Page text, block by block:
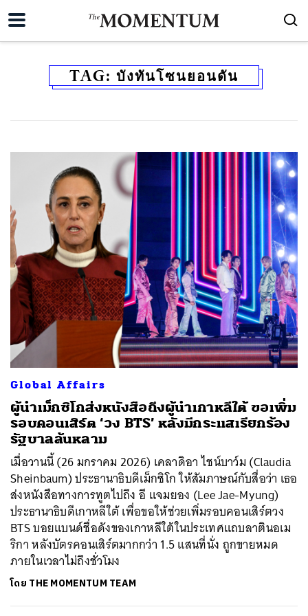
TAG: บังทันโซนยอนดัน
Global Affairs
ผู้นำเม็กซิโกส่งหนังสือถึงผู้นำเกาหลีใต้ ขอเพิ่ม
รอบคอนเสิร์ต ‘วง BTS’ หลังมีกระแสเรียกร้อง
รัฐบาลล้นหลาม
เมื่อวานนี้ (26 มกราคม 2026) เคลาดิอา ไชน์บาว์ม (Claudia
Sheinbaum) ประธานาธิบดีเม็กซิโก ให้สัมภาษณ์กับสื่อว่า เธอ
ส่งหนังสือทางการทูตไปถึง อี แจมยอง (Lee Jae-Myung)
ประธานาธิบดีเกาหลีใต้ เพื่อขอให้ช่วยเพิ่มรอบคอนเสิร์ตวง
BTS บอยแบนด์ชื่อดังของเกาหลีใต้ในประเทศแถบลาตินอเม
ริกา หลังบัตรคอนเสิร์ตมากกว่า 1.5 แสนที่นั่ง ถูกขายหมด
ภายในเวลาไม่ถึงชั่วโมง
โดย THE MOMENTUM TEAM
ค้นหา